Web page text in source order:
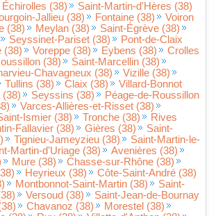
Échirolles (38)
Saint-Martin-d'Hères (38)
Jallieu (38) Fontaine (38)
Voiron
(38) Meylan (38)
Saint-Égrève (38)
Seyssinet-Pariset (38)
Pont-de-Claix
(38) Voreppe (38) Eybens (38)
Crolles
(38)
Saint-Marcellin (38)
Chavagneux (38)
Vizille (38)
Tullins (38) Claix (38)
Villard-Bonnot
(38) Seyssins (38)
Péage-de-Roussillon
Varces-Allières-et-Risset (38)
Ismier (38) Tronche (38)
Rives
Fallavier (38) Gières (38)
Saint-
Tignieu-Jameyzieu (38)
Saint-Martin-le-
Martin-d'Uriage (38)
Avenières (38)
Mure (38)
Chasse-sur-Rhône (38)
Heyrieux (38)
Côte-Saint-André (38)
Montbonnot-Saint-Martin (38)
Saint-
Versoud (38)
Saint-Jean-de-Bournay
Chavanoz (38)
Morestel (38)